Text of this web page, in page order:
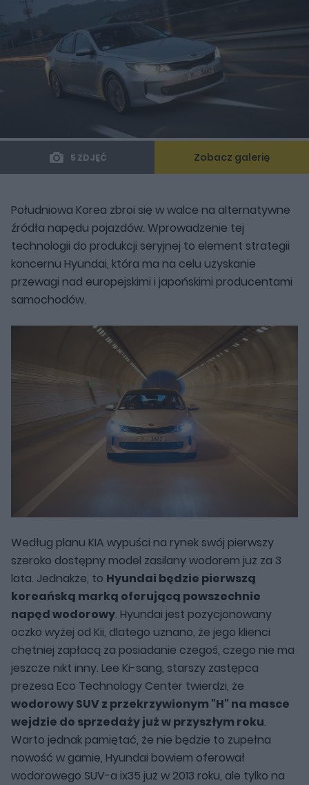
5 ZDJĘĆ Zobacz galerię
Południowa Korea zbroi się w walce na alternatywne
źródła napędu pojazdów. Wprowadzenie tej
technologii do produkcji seryjnej to element strategii
koncernu Hyundai, która ma na celu uzyskanie
przewagi nad europejskimi i japońskimi producentami
samochodów.
Według planu KIA wypuści na rynek swój pierwszy
szeroko dostępny model zasilany wodorem już za 3
lata. Jednakże, to Hyundai będzie pierwszą
koreańską marką oferującą powszechnie
napęd wodorowy. Hyundai jest pozycjonowany
oczko wyżej od Kii, dlatego uznano, że jego klienci
chętniej zapłacą za posiadanie czegoś, czego nie ma
jeszcze nikt inny. Lee Ki-sang, starszy zastępca
prezesa Eco Technology Center twierdzi, że
wodorowy SUV z przekrzywionym "H" na masce
wejdzie do sprzedaży już w przyszłym roku.
Warto jednak pamiętać, że nie będzie to zupełna
nowość w gamie, Hyundai bowiem oferował
wodorowego SUV-a ix35 już w 2013 roku, ale tylko na